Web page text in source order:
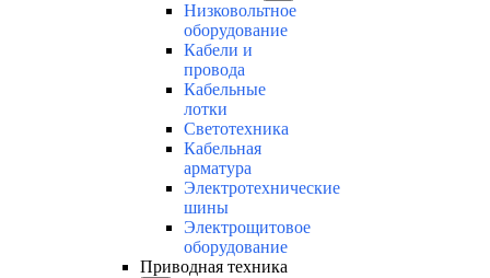
Низковольтное
оборудование
Кабели и
провода
Кабельные
лотки
Светотехника
Кабельная
арматура
Электротехнические
шины
Электрощитовое
оборудование
Приводная техника